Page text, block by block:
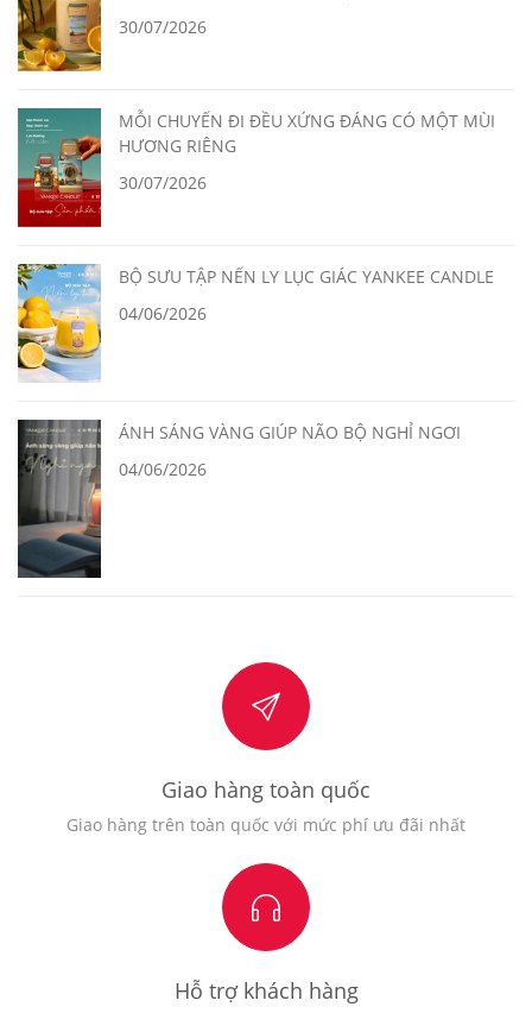
30/07/2026
MỖI CHUYẾN ĐI ĐỀU XỨNG ĐÁNG CÓ MỘT MÙI
HƯƠNG RIÊNG
30/07/2026
BỘ SƯU TẬP NẾN LY LỤC GIÁC YANKEE CANDLE
04/06/2026
ÁNH SÁNG VÀNG GIÚP NÃO BỘ NGHỈ NGƠI
04/06/2026
Giao hàng toàn quốc
Giao hàng trên toàn quốc với mức phí ưu đãi nhất
Hỗ trợ khách hàng